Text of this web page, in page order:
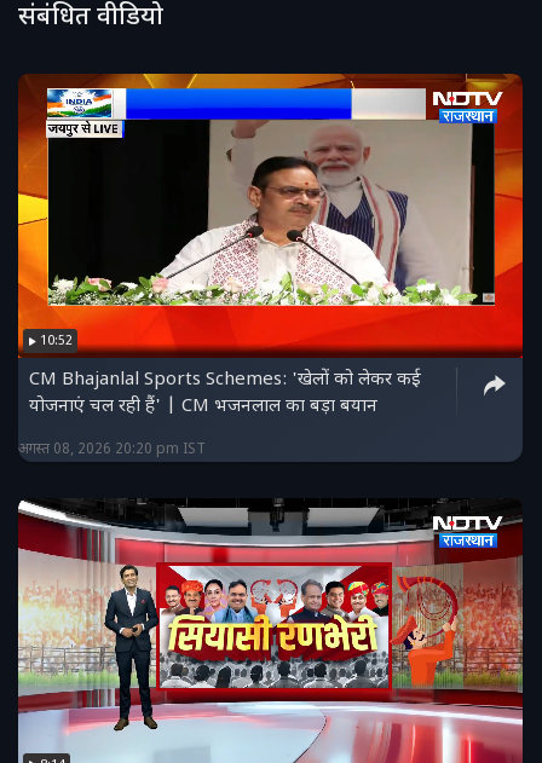
संबंधित वीडियो
10:52
CM Bhajanlal Sports Schemes: 'खेलों को लेकर कई
योजनाएं चल रही हैं' | CM भजनलाल का बड़ा बयान
अगस्त 08, 2026 20:20 pm IST